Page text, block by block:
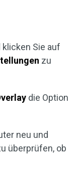
klicken Sie auf
zu
die Option
neu und
überprüfen, ob